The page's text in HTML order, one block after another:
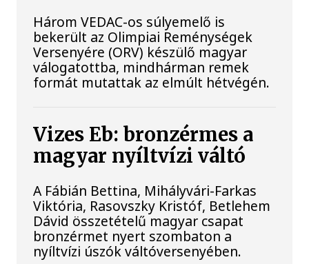
Három VEDAC-os súlyemelő is
bekerült az Olimpiai Reménységek
Versenyére (ORV) készülő magyar
válogatottba, mindhárman remek
formát mutattak az elmúlt hétvégén.
Vizes Eb: bronzérmes a
magyar nyíltvízi váltó
A Fábián Bettina, Mihályvári-Farkas
Viktória, Rasovszky Kristóf, Betlehem
Dávid összetételű magyar csapat
bronzérmet nyert szombaton a
nyíltvízi úszók váltóversenyében.